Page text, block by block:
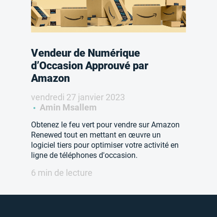
Vendeur de Numérique
d’Occasion Approuvé par
Amazon
vendredi 27 janvier 2023
Amin Msallem
Obtenez le feu vert pour vendre sur Amazon
Renewed tout en mettant en œuvre un
logiciel tiers pour optimiser votre activité en
ligne de téléphones d'occasion.
6 min de lecture